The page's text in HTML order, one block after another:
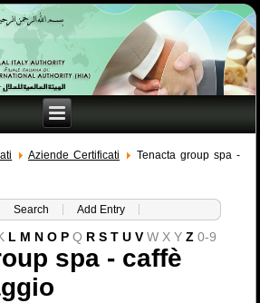
Aziende Certificati
Tenacta group spa -
Search Add Entry
L M N O P Q R S T U V W X Y Z 0-9
spa - caffè